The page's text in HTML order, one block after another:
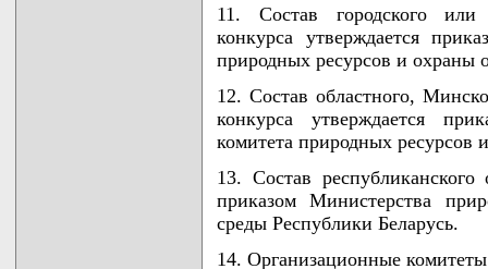
11. Состав городского или
конкурса утверждается
природных ресурсов и
12. Состав областного,
конкурса утверждается
комитета природных
13. Состав республиканского
приказом Министерства
среды Республики Беларусь.
14. Организационные